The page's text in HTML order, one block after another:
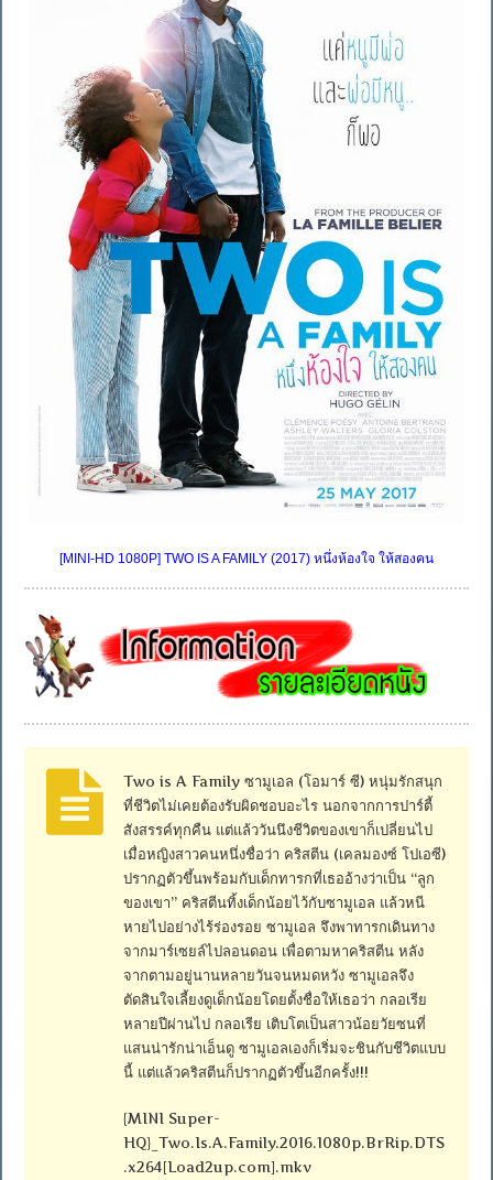
[MINI-HD 1080P] TWO IS A FAMILY (2017) หนึ่งห้องใจ ให้สองคน
Two is A Family ซามูเอล (โอมาร์ ซี) หนุ่มรักสนุก
ที่ชีวิตไม่เคยต้องรับผิดชอบอะไร นอกจากการปาร์ตี้
สังสรรค์ทุกคืน แต่แล้ววันนึงชีวิตของเขาก็เปลี่ยนไป
เมื่อหญิงสาวคนหนึ่งชื่อว่า คริสตีน (เคลมองซ์ โปเอซี)
ปรากฏตัวขึ้นพร้อมกับเด็กทารกที่เธออ้างว่าเป็น “ลูก
ของเขา” คริสตีนทิ้งเด็กน้อยไว้กับซามูเอล แล้วหนี
หายไปอย่างไร้ร่องรอย ซามูเอล จึงพาทารกเดินทาง
จากมาร์เซยล์ไปลอนดอน เพื่อตามหาคริสตีน หลัง
จากตามอยู่นานหลายวันจนหมดหวัง ซามูเอลจึง
ตัดสินใจเลี้ยงดูเด็กน้อยโดยตั้งชื่อให้เธอว่า กลอเรีย
หลายปีผ่านไป กลอเรีย เติบโตเป็นสาวน้อยวัยซนที่
แสนน่ารักน่าเอ็นดู ซามูเอลเองก็เริ่มจะชินกับชีวิตแบบ
นี้ แต่แล้วคริสตีนก็ปรากฏตัวขึ้นอีกครั้ง!!!
{MINI Super-
HQ}_Two.Is.A.Family.2016.1080p.BrRip.DTS
.x264[Load2up.com].mkv